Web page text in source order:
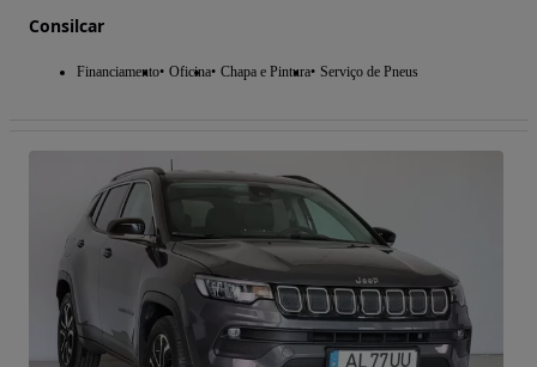
Consilcar
Financiamento Oficina Chapa e Pintura Serviço de Pneus